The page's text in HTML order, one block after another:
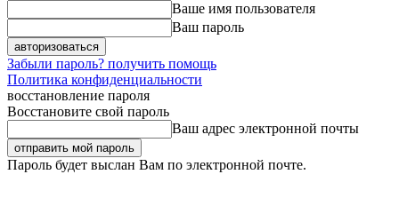
Ваше имя пользователя
Ваш пароль
Забыли пароль? получить помощь
Политика конфиденциальности
восстановление пароля
Восстановите свой пароль
Ваш адрес электронной почты
Пароль будет выслан Вам по электронной почте.